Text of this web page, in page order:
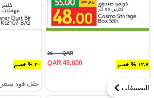
التصنيفات
١٢.٧ % خصم
QAR ٥٥.٠٠٠
QAR 48.000
جلف فود سنتر
٢٠ % خصم
جلف فود سنتر